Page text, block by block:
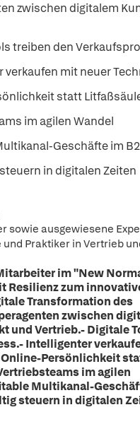
zwischen digitalem
treiben den
verkaufen mit neuer
statt
im agilen Wandel
Geschäfte im
in digitalen Zeiten
sowie ausgewiesene
Praktiker in Vertrieb
im "New
Resilienz zum
Transformation des
zwischen
und Vertrieb.- Digitale
Intelligenter
Persönlichkeit
im agilen
Multikanal-
steuern in digitalen